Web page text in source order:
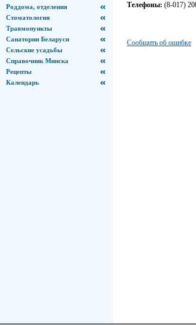
Роддома, отделения
Стоматология
Травмопункты
Санатории Беларуси
Сельские усадьбы
Справочник Минска
Рецепты
Календарь
Телефоны: (8-017)
Сообщить об ошибке